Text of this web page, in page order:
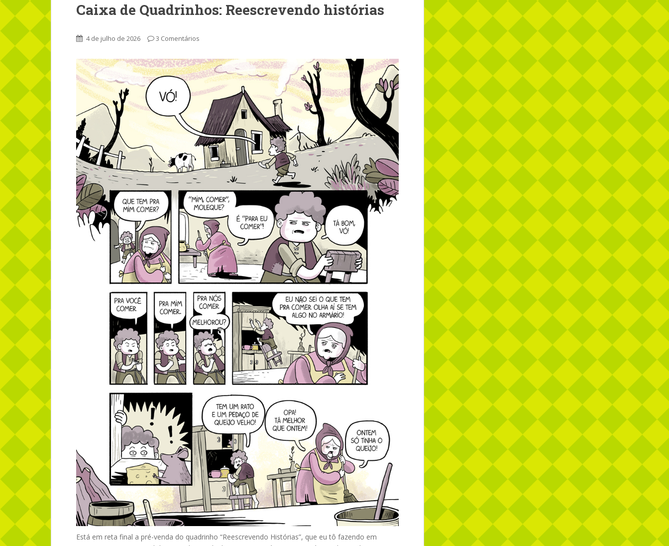
Caixa de Quadrinhos: Reescrevendo histórias
4 de julho de 2026 3 Comentários
Está em reta final a pré-venda do quadrinho “Reescrevendo Histórias”, que eu tô fazendo em